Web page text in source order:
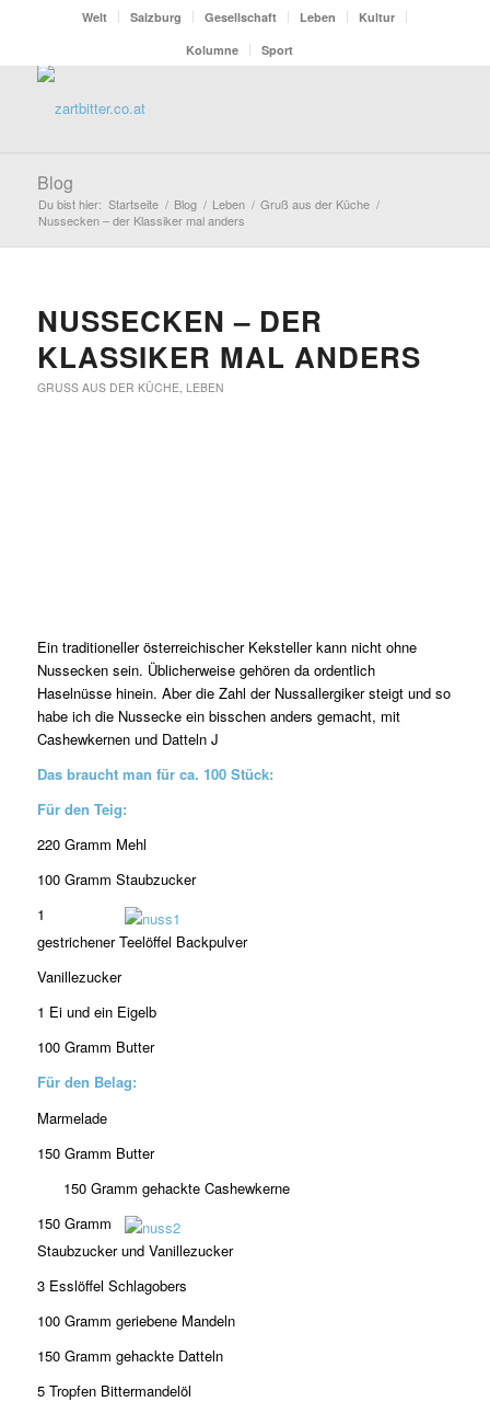
Welt Salzburg Gesellschaft Leben
Kultur
Kolumne
Sport
Blog
Du bist hier: Startseite / Blog / Leben / Gruß aus der Küche /
Nussecken – der Klassiker mal anders
NUSSECKEN – DER
KLASSIKER MAL ANDERS
GRUSS AUS DER KÜCHE , LEBEN
Ein traditioneller österreichischer Keksteller kann nicht ohne
Nussecken sein. Üblicherweise gehören da ordentlich
Haselnüsse hinein. Aber die Zahl der Nussallergiker steigt und so
habe ich die Nussecke ein bisschen anders gemacht, mit
Cashewkernen und Datteln J
Das braucht man für ca. 100 Stück:
Für den Teig:
220 Gramm Mehl
100 Gramm Staubzucker
1
gestrichener Teelöffel Backpulver
Vanillezucker
1 Ei und ein Eigelb
100 Gramm Butter
Für den Belag:
Marmelade
150 Gramm Butter
150 Gramm gehackte Cashewkerne
150 Gramm
Staubzucker und Vanillezucker
3 Esslöffel Schlagobers
100 Gramm geriebene Mandeln
150 Gramm gehackte Datteln
5 Tropfen Bittermandelöl